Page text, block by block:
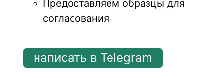
Предоставляем образцы для
согласования
написать в Telegram